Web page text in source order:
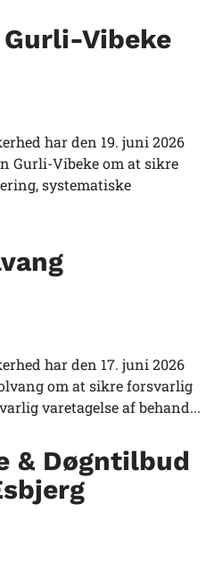
Vibeke
har den 19. juni 2026
Gurli-Vibeke om at sikre
systematiske
har den 17. juni 2026
om at sikre forsvarlig
varetagelse af behand...
& Døgntilbud